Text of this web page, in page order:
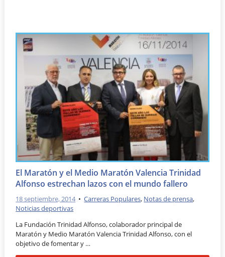
El Maratón y el Medio Maratón Valencia Trinidad
Alfonso estrechan lazos con el mundo fallero
18 septiembre, 2014 •Carreras Populares, Notas de prensa,
Noticias deportivas
La Fundación Trinidad Alfonso, colaborador principal de
Maratón y Medio Maratón Valencia Trinidad Alfonso, con el
objetivo de fomentar y …